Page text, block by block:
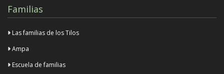
Familias
Las familias de los Tilos
Ampa
Escuela de familias